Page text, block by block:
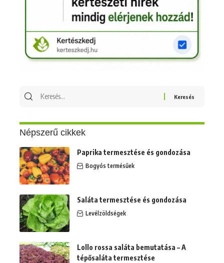
Keresés
Népszerű cikkek
Paprika termesztése és gondozása
Bogyós termésűek
Saláta termesztése és gondozása
Levélzöldségek
Lollo rossa saláta bemutatása – A
tépősaláta termesztése